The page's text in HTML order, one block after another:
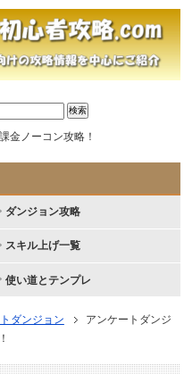
金ノーコン攻略！
ダンジョン攻略
スキル上げ一覧
使い道とテンプレ
ダンジョン
アンケートダンジ